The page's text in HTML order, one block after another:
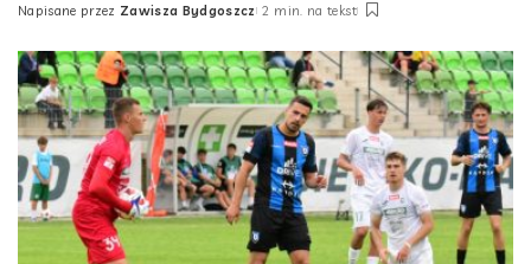
Posted
Napisane przez Zawisza Bydgoszcz 2 min. na tekst